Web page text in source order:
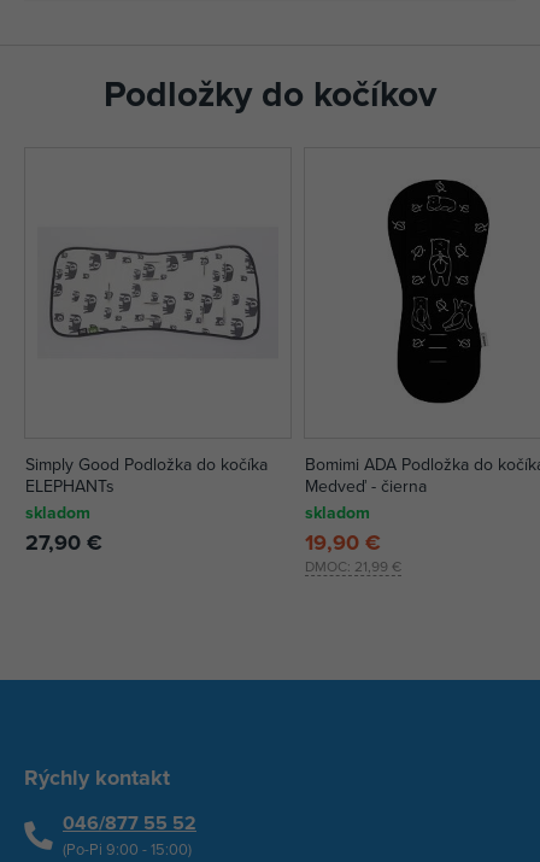
Podložky do kočíkov
Simply Good Podložka do kočíka
ELEPHANTs
skladom
27,90 €
Bomimi ADA Podložka do
Medveď - čierna
skladom
DMOC: 21,99 €
19,90 €
Rýchly kontakt
046/877 55 52
(Po-Pi 9:00 - 15:00)